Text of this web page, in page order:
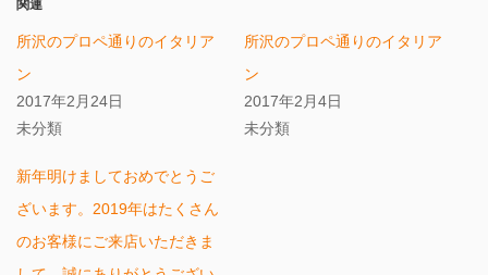
有
(新
ィ
ン
ド
開
き
ま
す)
リ
ッ
く
し
い
ウ
ィ
ン
ド
関連
所沢のプロペ通りのイタリア
ン
2017年2月24日
未分類
所沢のプロペ通りのイタリア
ン
2017年2月4日
未分類
新年明けましておめでとうご
ざいます。2019年はたくさん
のお客様にご来店いただきま